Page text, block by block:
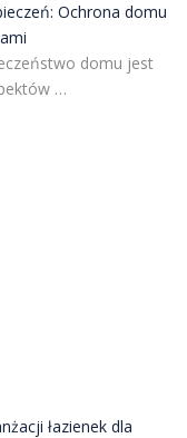
Ochrona domu
domu jest
…
łazienek dla